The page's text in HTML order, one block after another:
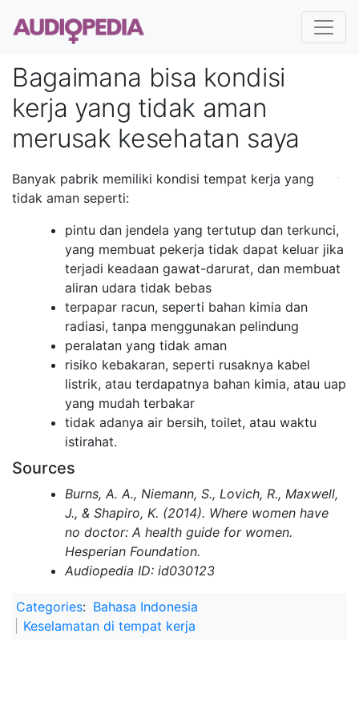
Bagaimana bisa kondisi
kerja yang tidak aman
merusak kesehatan saya
Banyak pabrik memiliki kondisi tempat kerja yang
tidak aman seperti:
pintu dan jendela yang tertutup dan terkunci,
yang membuat pekerja tidak dapat keluar jika
terjadi keadaan gawat-darurat, dan membuat
aliran udara tidak bebas
terpapar racun, seperti bahan kimia dan
radiasi, tanpa menggunakan pelindung
peralatan yang tidak aman
risiko kebakaran, seperti rusaknya kabel
listrik, atau terdapatnya bahan kimia, atau uap
yang mudah terbakar
tidak adanya air bersih, toilet, atau waktu
istirahat.
Sources
Burns, A. A., Niemann, S., Lovich, R., Maxwell,
J., & Shapiro, K. (2014). Where women have
no doctor: A health guide for women.
Hesperian Foundation.
Audiopedia ID: id030123
Categories: Bahasa Indonesia
Keselamatan di tempat kerja